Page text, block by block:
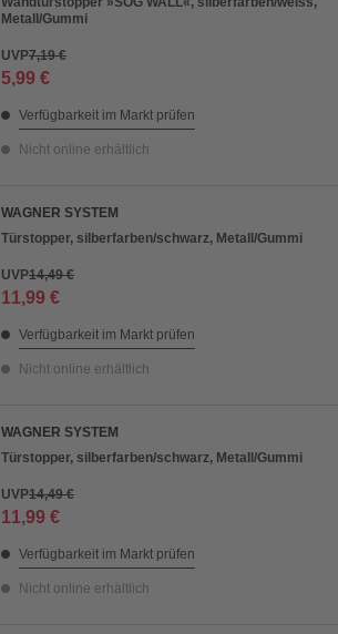
Metall/Gummi
UVP7,19 €
5,99 €
Verfügbarkeit im Markt prüfen
Nicht online erhältlich
WAGNER SYSTEM
Türstopper, silberfarben/schwarz, Metall/Gummi
UVP14,49 €
11,99 €
Verfügbarkeit im Markt prüfen
Nicht online erhältlich
WAGNER SYSTEM
Türstopper, silberfarben/schwarz, Metall/Gummi
UVP14,49 €
11,99 €
Verfügbarkeit im Markt prüfen
Nicht online erhältlich